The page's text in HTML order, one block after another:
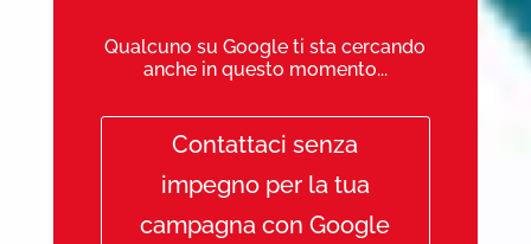
Qualcuno su Google ti sta cercando
anche in questo momento...
Contattaci senza
impegno per la tua
campagna con Google